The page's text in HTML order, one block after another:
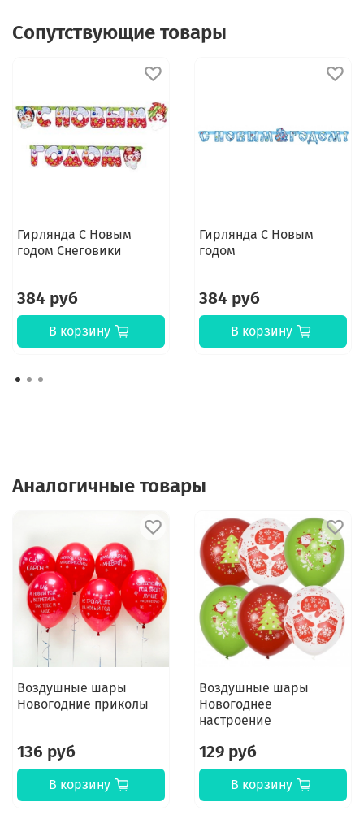
Сопутствующие товары
Гирлянда С Новым
годом Снеговики
384 руб
В корзину
Гирлянда С Новым
годом
384 руб
В корзину
Аналогичные товары
Воздушные шары
Новогодние приколы
136 руб
В корзину
Воздушные шары
Новогоднее
настроение
129 руб
В корзину